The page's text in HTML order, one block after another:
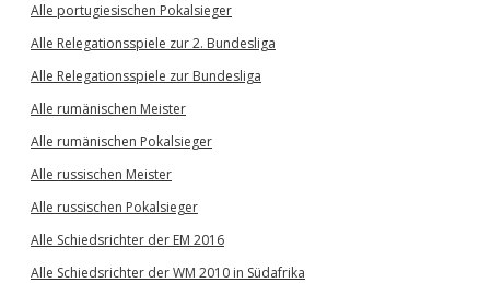
Alle portugiesischen Pokalsieger
Alle Relegationsspiele zur 2. Bundesliga
Alle Relegationsspiele zur Bundesliga
Alle rumänischen Meister
Alle rumänischen Pokalsieger
Alle russischen Meister
Alle russischen Pokalsieger
Alle Schiedsrichter der EM 2016
Alle Schiedsrichter der WM 2010 in Südafrika